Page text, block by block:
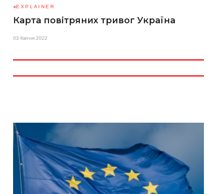
EXPLAINER
Карта повітряних тривог Україна
03 Квітня 2022